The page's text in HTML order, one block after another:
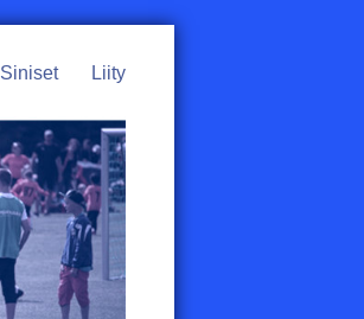
Siniset Liity